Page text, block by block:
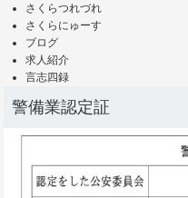
さくらつれづれ
さくらにゅーす
ブログ
求人紹介
言志四録
警備業認定証